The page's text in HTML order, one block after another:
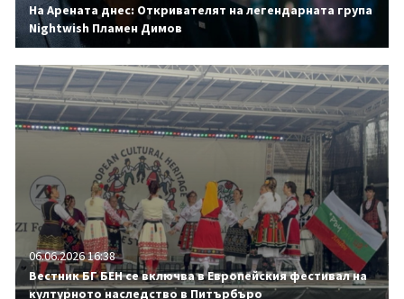
На Арената днес: Откривателят на легендарната група
Nightwish Пламен Димов
06.06.2026 16:38
Вестник БГ БЕН се включва в Европейския фестивал на
културното наследство в Питърбъро